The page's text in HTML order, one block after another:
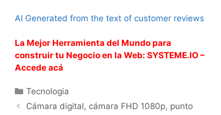
AI Generated from the text of customer reviews
La Mejor Herramienta del Mundo para
construir tu Negocio en la Web: SYSTEME.IO –
Accede acá
Categorías
Tecnologia
Cámara digital, cámara FHD 1080p, punto